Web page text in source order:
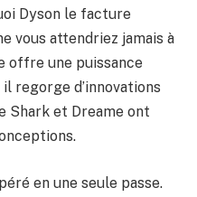
Dyson le facture
vous attendriez jamais à
offre une puissance
regorge d’innovations
Shark et Dreame ont
en une seule passe.